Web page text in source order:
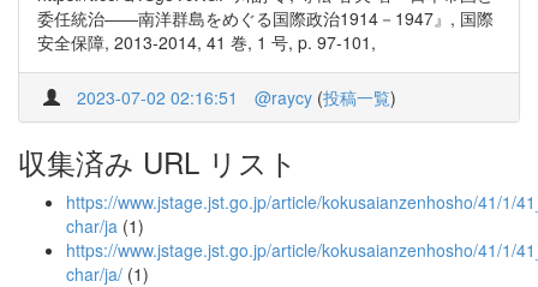
委任統治――南洋群島をめぐる国際政治1914－1947』, 国際
安全保障, 2013-2014, 41 巻, 1 号, p. 97-101,
2023-07-02 02:16:51 @raycy (投稿一覧)
収集済み URL リスト
https://www.jstage.jst.go.jp/article/kokusaianzenhosho/41/1/
char/ja (1)
https://www.jstage.jst.go.jp/article/kokusaianzenhosho/41/1/
char/ja/ (1)